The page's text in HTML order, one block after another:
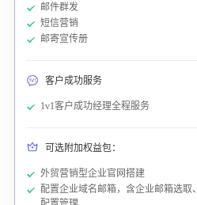
邮件群发
短信营销
邮寄宣传册
客户成功服务
1v1客户成功经理全程服务
可选附加权益包：
外贸营销型企业官网搭建
配置企业域名邮箱，含企业邮箱选取、